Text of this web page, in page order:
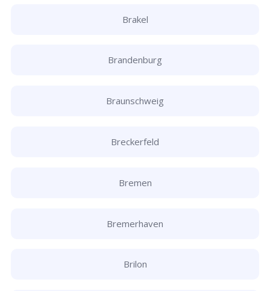
Brakel
Brandenburg
Braunschweig
Breckerfeld
Bremen
Bremerhaven
Brilon